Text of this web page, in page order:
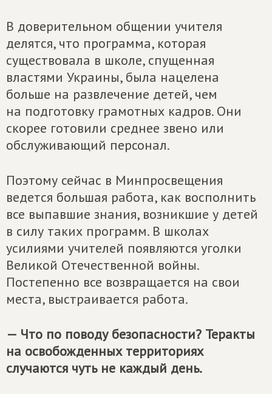
В доверительном общении учителя
делятся, что программа, которая
существовала в школе, спущенная
властями Украины, была нацелена
больше на развлечение детей, чем
на подготовку грамотных кадров. Они
скорее готовили среднее звено или
обслуживающий персонал.
Поэтому сейчас в Минпросвещения
ведется большая работа, как восполнить
все выпавшие знания, возникшие у детей
в силу таких программ. В школах
усилиями учителей появляются уголки
Великой Отечественной войны.
Постепенно все возвращается на свои
места, выстраивается работа.
— Что по поводу безопасности? Теракты
на освобожденных территориях
случаются чуть не каждый день.